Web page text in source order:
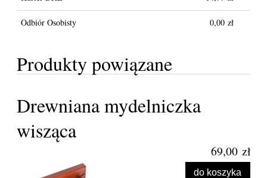
Odbiór Osobisty 0,00 zł
Produkty powiązane
Drewniana mydelniczka
wisząca
69,00 zł
do koszyka